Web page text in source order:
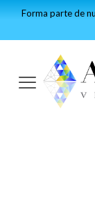
Visita nuestro